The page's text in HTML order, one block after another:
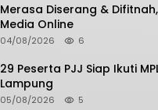
Merasa Diserang &
Media Online
04/08/2026 6
29 Peserta PJJ Siap Ikuti MPLS,
Lampung
05/08/2026 5